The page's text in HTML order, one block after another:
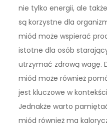
nie tylko energii, ale
są korzystne dla
miód może wspierać
istotne dla osób
utrzymać zdrową wagę.
miód może również
jest kluczowe w
Jednakże warto
miód również ma